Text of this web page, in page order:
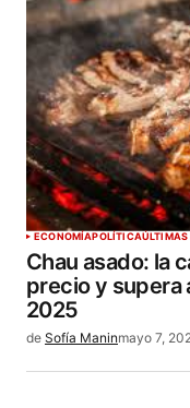
ECONOMÍAPOLÍTICA
Chau asado: la
precio y supera
2025
de Sofía Maninmayo 7,